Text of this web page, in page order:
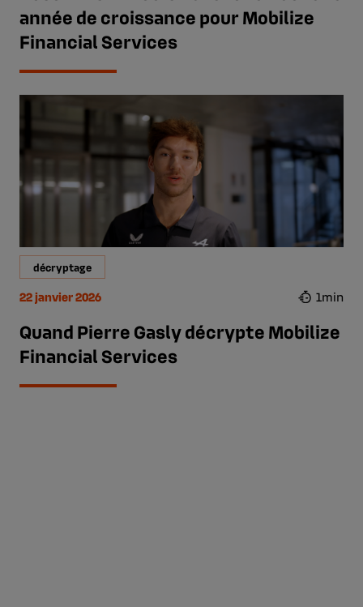
année de croissance pour Mobilize
Financial Services
décryptage
22 janvier 2026 1min
Quand Pierre Gasly décrypte Mobilize
Financial Services